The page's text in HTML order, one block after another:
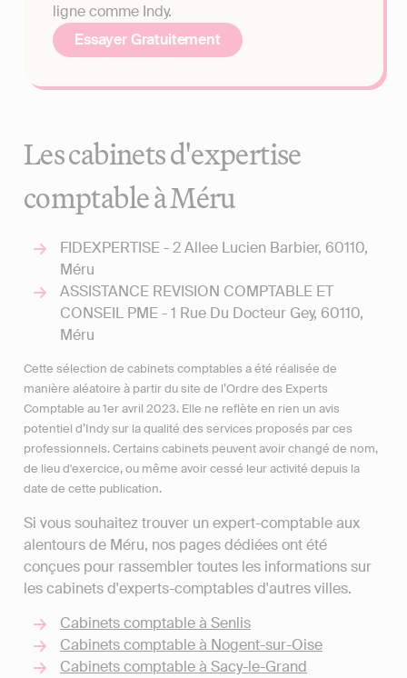
ligne comme Indy.
Essayer Gratuitement
Les cabinets d'expertise
comptable à Méru
FIDEXPERTISE - 2 Allee Lucien Barbier, 60110,
Méru
ASSISTANCE REVISION COMPTABLE ET
CONSEIL PME - 1 Rue Du Docteur Gey, 60110,
Méru
Cette sélection de cabinets comptables a été réalisée de
manière aléatoire à partir du site de l’Ordre des Experts
Comptable au 1er avril 2023. Elle ne reflète en rien un avis
potentiel d’Indy sur la qualité des services proposés par ces
professionnels. Certains cabinets peuvent avoir changé de nom,
de lieu d'exercice, ou même avoir cessé leur activité depuis la
date de cette publication.
Si vous souhaitez trouver un expert-comptable aux
alentours de Méru, nos pages dédiées ont été
conçues pour rassembler toutes les informations sur
les cabinets d'experts-comptables d'autres villes.
Cabinets comptable à Senlis
Cabinets comptable à Nogent-sur-Oise
Cabinets comptable à Sacy-le-Grand